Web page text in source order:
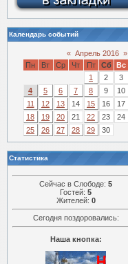
Календарь событий
« Апрель 2016 »
Пн
Вт Ср Чт Пт Сб
Вс
1
2
3
4
5 6 7 8 9
10
11
12 13 14 15 16
17
18
19 20 21 22 23
24
25
26 27 28 29 30
Статистика
Сейчас в Слободе: 5
Гостей: 5
Жителей: 0
Сегодня поздоровались:
Наша кнопка: